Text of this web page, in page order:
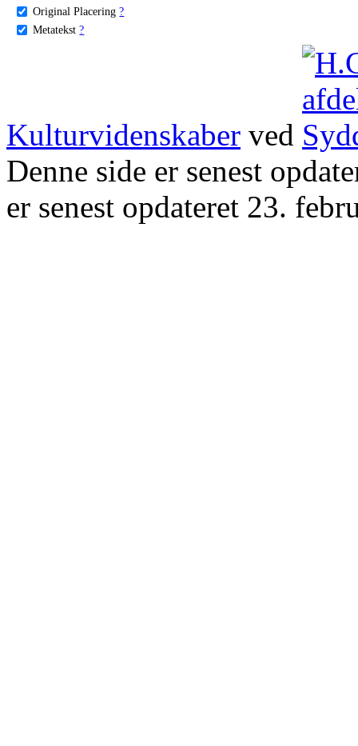
Original Placering ?
Metatekst ?
Kulturvidenskaber ved
Denne side er senest
er senest opdateret 23.